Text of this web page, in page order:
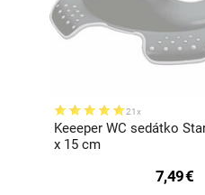
21x
Keeeper WC sedátko
x 15 cm
7,49€